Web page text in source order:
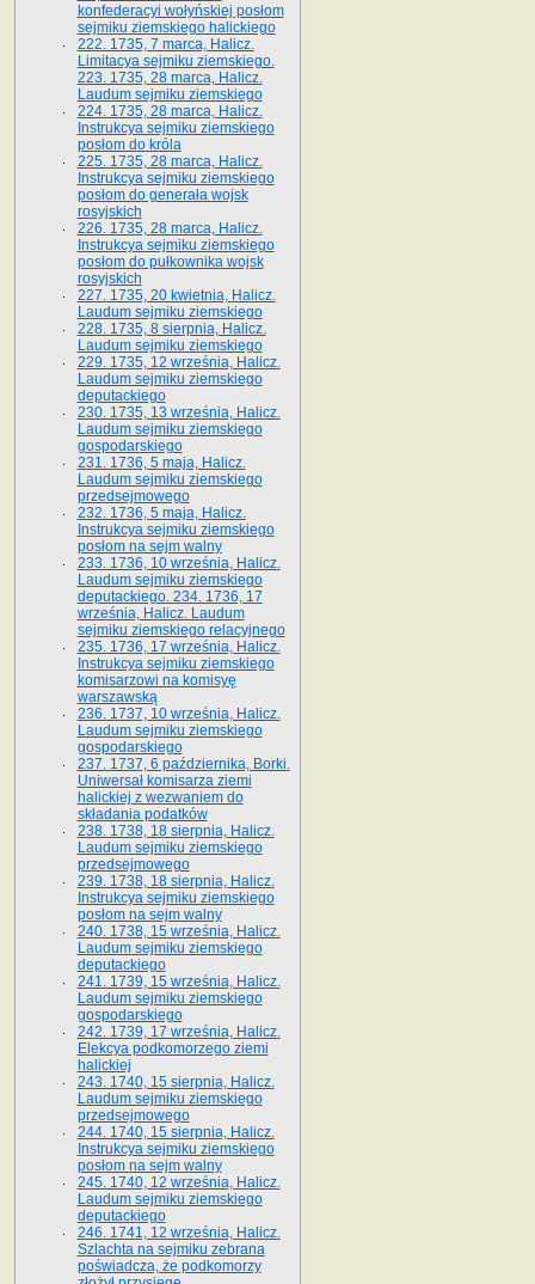
konfederacyi wołyńskiej posłom
sejmiku ziemskiego halickiego
222. 1735, 7 marca, Halicz.
Limitacya sejmiku ziemskiego.
223. 1735, 28 marca, Halicz.
Laudum sejmiku ziemskiego
224. 1735, 28 marca, Halicz.
Instrukcya sejmiku ziemskiego
posłom do króla
225. 1735, 28 marca, Halicz.
Instrukcya sejmiku ziemskiego
posłom do generała wojsk
rosyjskich
226. 1735, 28 marca, Halicz.
Instrukcya sejmiku ziemskiego
posłom do pułkownika wojsk
rosyjskich
227. 1735, 20 kwietnia, Halicz.
Laudum sejmiku ziemskiego
228. 1735, 8 sierpnia, Halicz.
Laudum sejmiku ziemskiego
229. 1735, 12 września, Halicz.
Laudum sejmiku ziemskiego
deputackiego
230. 1735, 13 września, Halicz.
Laudum sejmiku ziemskiego
gospodarskiego
231. 1736, 5 maja, Halicz.
Laudum sejmiku ziemskiego
przedsejmowego
232. 1736, 5 maja, Halicz.
Instrukcya sejmiku ziemskiego
posłom na sejm walny
233. 1736, 10 września, Halicz.
Laudum sejmiku ziemskiego
deputackiego. 234. 1736, 17
września, Halicz. Laudum
sejmiku ziemskiego relacyjnego
235. 1736, 17 września, Halicz.
Instrukcya sejmiku ziemskiego
komisarzowi na komisyę
warszawską
236. 1737, 10 września, Halicz.
Laudum sejmiku ziemskiego
gospodarskiego
237. 1737, 6 października, Borki.
Uniwersał komisarza ziemi
halickiej z wezwaniem do
składania podatków
238. 1738, 18 sierpnia, Halicz.
Laudum sejmiku ziemskiego
przedsejmowego
239. 1738, 18 sierpnia, Halicz.
Instrukcya sejmiku ziemskiego
posłom na sejm walny
240. 1738, 15 września, Halicz.
Laudum sejmiku ziemskiego
deputackiego
241. 1739, 15 września, Halicz.
Laudum sejmiku ziemskiego
gospodarskiego
242. 1739, 17 września, Halicz.
Elekcya podkomorzego ziemi
halickiej
243. 1740, 15 sierpnia, Halicz.
Laudum sejmiku ziemskiego
przedsejmowego
244. 1740, 15 sierpnia, Halicz.
Instrukcya sejmiku ziemskiego
posłom na sejm walny
245. 1740, 12 września, Halicz.
Laudum sejmiku ziemskiego
deputackiego
246. 1741, 12 września, Halicz.
Szlachta na sejmiku zebrana
poświadcza, że podkomorzy